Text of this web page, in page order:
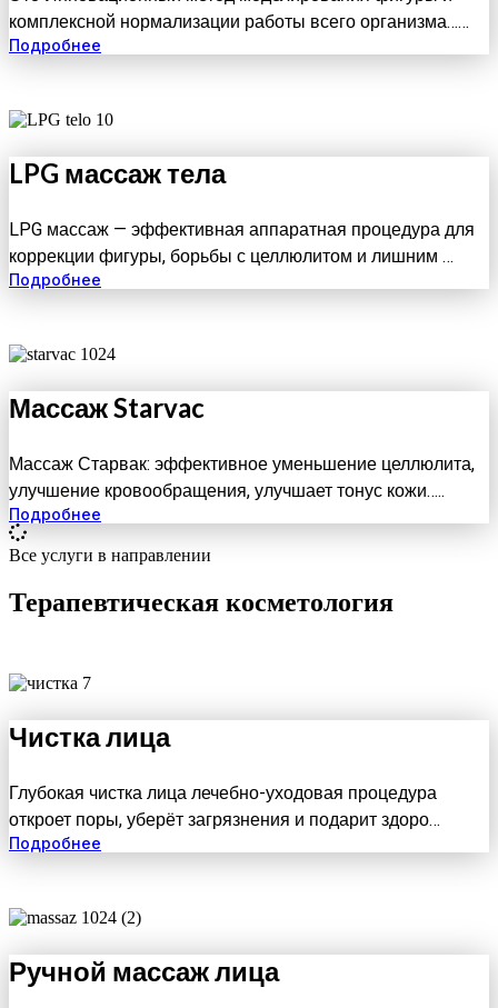
комплексной нормализации работы всего организма……
Подробнее
LPG массаж тела
LPG массаж — эффективная аппаратная процедура для
коррекции фигуры, борьбы с целлюлитом и лишним …
Подробнее
Массаж Starvac
Массаж Старвак: эффективное уменьшение целлюлита,
улучшение кровообращения, улучшает тонус кожи…..
Подробнее
Все услуги в направлении
Терапевтическая косметология
Чистка лица
Глубокая чистка лица лечебно-уходовая процедура
откроет поры, уберёт загрязнения и подарит здоро…
Подробнее
Ручной массаж лица